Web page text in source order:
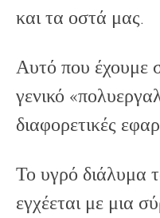
και τα οστά μας.
Αυτό που έχουμε
γενικό
διαφορετικές
Το υγρό διάλυμα
εγχέεται με μια